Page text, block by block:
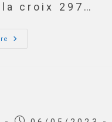
la croix 297…